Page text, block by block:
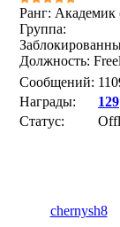
Ранг: Академик
Группа:
Должность:
Сообщений:
Награды:
129
Статус:
chernysh8